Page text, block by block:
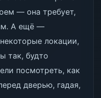
— она требует,
А ещё —
локации,
так, будто
посмотреть, как
дверью, гадая,